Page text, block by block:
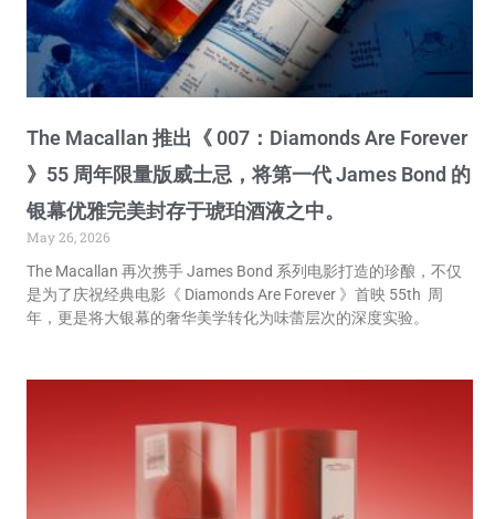
The Macallan 推出《 007：Diamonds Are Forever
》55 周年限量版威士忌，将第一代 James Bond 的
银幕优雅完美封存于琥珀酒液之中。
May 26, 2026
The Macallan 再次携手 James Bond 系列电影打造的珍酿，不仅
是为了庆祝经典电影《 Diamonds Are Forever 》首映 55th 周
年，更是将大银幕的奢华美学转化为味蕾层次的深度实验。